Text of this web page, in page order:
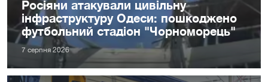
Росіяни атакували цивільну
інфраструктуру Одеси: пошкоджено
футбольний стадіон "Чорноморець"
7 серпня 2026